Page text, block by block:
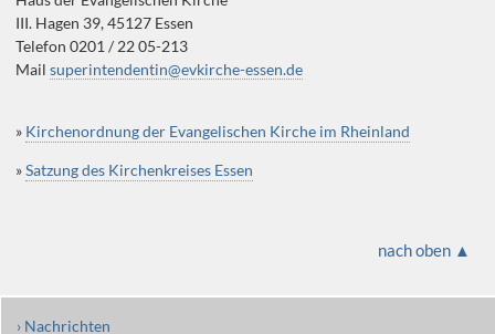
III. Hagen 39, 45127 Essen
Telefon 0201 / 22 05-213
Mailsuperintendentin@evkirche-essen.de
» Kirchenordnung der Evangelischen Kirche im Rheinland
»Satzung des Kirchenkreises Essen
nach oben ▲
› Nachrichten